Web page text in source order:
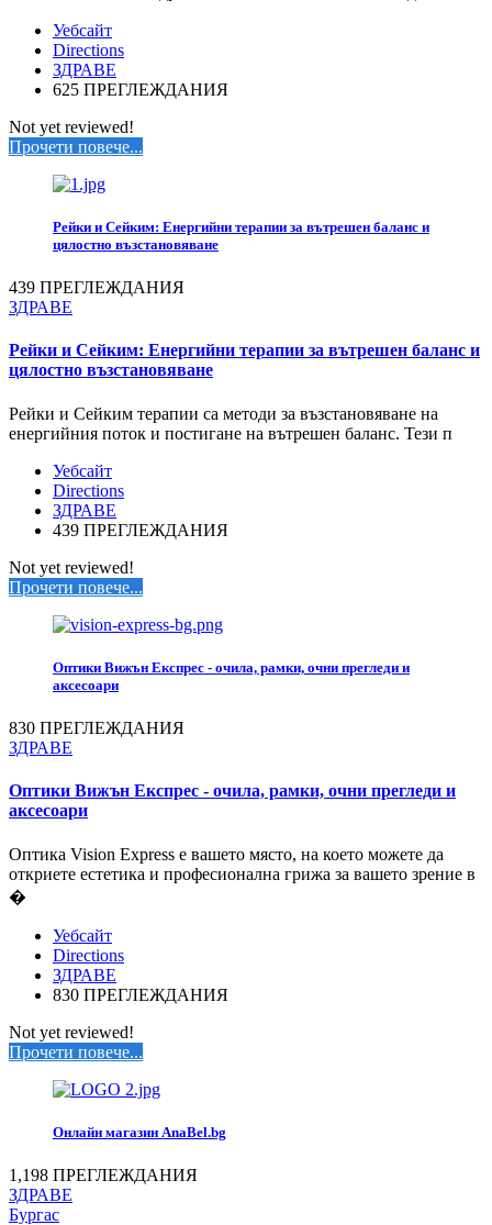
Уебсайт
Directions
ЗДРАВЕ
625 ПРЕГЛЕЖДАНИЯ
Not yet reviewed!
Прочети повече...
Рейки и Сейким: Енергийни терапии за вътрешен баланс и
цялостно възстановяване
439 ПРЕГЛЕЖДАНИЯ
ЗДРАВЕ
Рейки и Сейким: Енергийни терапии за вътрешен баланс и
цялостно възстановяване
Рейки и Сейким терапии са методи за възстановяване на
енергийния поток и постигане на вътрешен баланс. Тези п
Уебсайт
Directions
ЗДРАВЕ
439 ПРЕГЛЕЖДАНИЯ
Not yet reviewed!
Прочети повече...
Оптики Вижън Експрес - очила, рамки, очни прегледи и
аксесоари
830 ПРЕГЛЕЖДАНИЯ
ЗДРАВЕ
Оптики Вижън Експрес - очила, рамки, очни прегледи и
аксесоари
Оптика Vision Express е вашето място, на което можете да
откриете естетика и професионална грижа за вашето зрение в
�
Уебсайт
Directions
ЗДРАВЕ
830 ПРЕГЛЕЖДАНИЯ
Not yet reviewed!
Прочети повече...
Онлайн магазин AnaBel.bg
1,198 ПРЕГЛЕЖДАНИЯ
ЗДРАВЕ
Бургас